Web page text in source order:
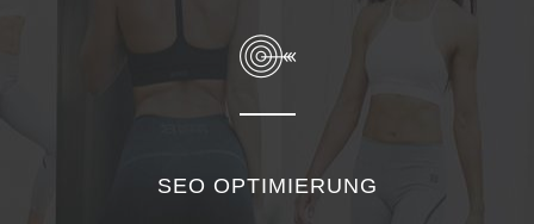
SEO OPTIMIERUNG